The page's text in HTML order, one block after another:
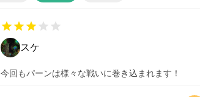
star star star star star
スケ
今回もパーンは様々な戦いに巻き込まれます！